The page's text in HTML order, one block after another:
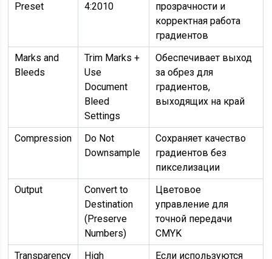
Preset
4:2010
прозрачности и
корректная работа
градиентов
Marks and
Bleeds
Trim Marks +
Use
Document
Bleed
Settings
Обеспечивает выход
за обрез для
градиентов,
выходящих на край
Compression
Do Not
Downsample
Сохраняет качество
градиентов без
пикселизации
Output
Convert to
Destination
(Preserve
Numbers)
Цветовое
управление для
точной передачи
CMYK
Transparency
High
Если используются